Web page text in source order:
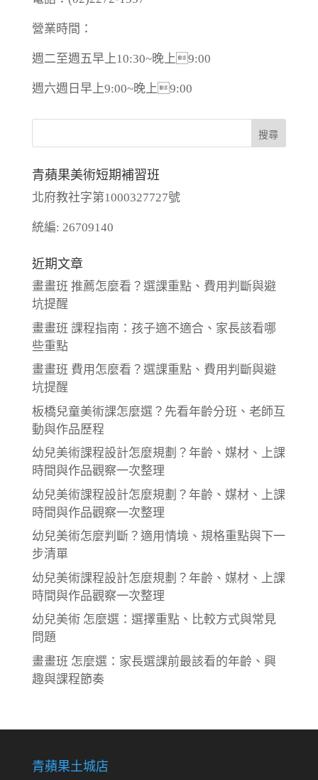
營業時間：
週二至週五早上10:30~晚上9:00
週六週日早上9:00~晚上9:00
青蘋果美術短期補習班
北府教社字第1000327727號
統編: 26709140
近期文章
畫畫班 推薦怎麼看？選課重點、費用判斷與避
坑提醒
畫畫班 課程指南：孩子適不適合、家長該看哪
些重點
畫畫班 費用怎麼看？選課重點、費用判斷與避
坑提醒
板橋兒童美術課怎麼選？先看年齡分班、老師互
動與作品歷程
幼兒美術課程設計怎麼規劃？年齡、媒材、上課
時間與作品觀察一次整理
幼兒美術課程設計怎麼規劃？年齡、媒材、上課
時間與作品觀察一次整理
幼兒美術怎麼判斷？適用情境、規格重點與下一
步清單
幼兒美術課程設計怎麼規劃？年齡、媒材、上課
時間與作品觀察一次整理
幼兒美術 怎麼選：選擇重點、比較方式與常見
問題
畫畫班 怎麼選：家長選課前最該看的年齡、興
趣與課程節奏
青蘋果土城店